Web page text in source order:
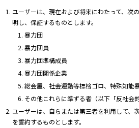
ユーザーは、現在および将来にわたって、次
明し、保証するものとします。
暴力団
暴力団員
暴力団準構成員
暴力団関係企業
総会屋、社会運動等標榜ゴロ、特殊知能
その他これらに準ずる者（以下「反社会
ユーザーは、自らまたは第三者を利用して、
を誓約するものとします。